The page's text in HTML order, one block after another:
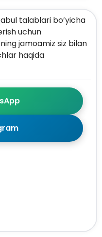
talablari bo’yicha
uchun
jamoamiz siz bilan
haqida